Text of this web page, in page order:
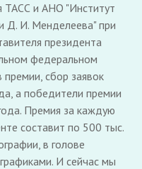
ТАСС и АНО "Институт
Д. И. Менделеева" при
президента
федеральном
сбор заявок
а победители премии
Премия за каждую
составит по 500 тыс.
в голове
И сейчас мы